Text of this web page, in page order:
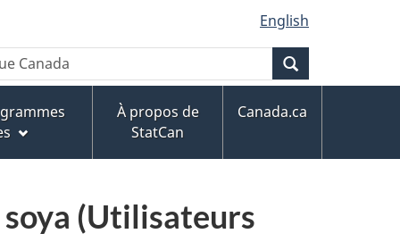
English
À propos de
StatCan
Canada.ca
(Utilisateurs